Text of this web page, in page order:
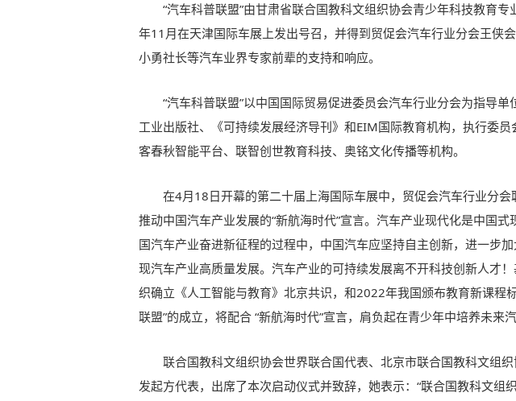
“汽车科普联盟”由甘肃省联合国教科文组织协会青少年科技教育
年11月在天津国际车展上发出号召，并得到贸促会汽车行业分会王侠
小勇社长等汽车业界专家前辈的支持和响应。
“汽车科普联盟”以中国国际贸易促进委员会汽车行业分会为指导
工业出版社、《可持续发展经济导刊》和EIM国际教育机构，执行委
客春秋智能平台、联智创世教育科技、奥铭文化传播等机构。
在4月18日开幕的第二十届上海国际车展中，贸促会汽车行业分
推动中国汽车产业发展的“新航海时代”宣言。汽车产业现代化是中国
国汽车产业奋进新征程的过程中，中国汽车应坚持自主创新，进一步
现汽车产业高质量发展。汽车产业的可持续发展离不开科技创新人才
织确立《人工智能与教育》北京共识，和2022年我国颁布教育新课程
联盟”的成立，将配合 “新航海时代”宣言，肩负起在青少年中培养未来
联合国教科文组织协会世界联合国代表、北京市联合国教科文组
发起方代表，出席了本次启动仪式并致辞，她表示：“联合国教科文组